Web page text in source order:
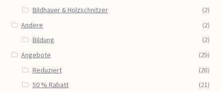
Bildhauer & Holzschnitzer
(2)
Andere
(2)
Bildung
(2)
Angebote
(29)
Reduziert
(28)
50 % Rabatt
(21)